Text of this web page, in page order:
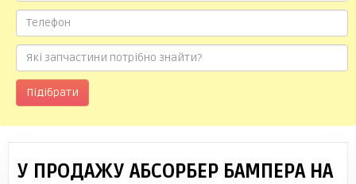
Підібрати
У ПРОДАЖУ АБСОРБЕР БАМПЕРА НА